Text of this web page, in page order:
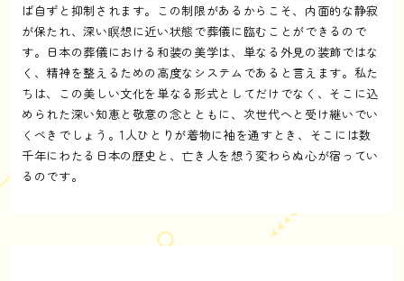
ば自ずと抑制されます。この制限があるからこそ、内面的な静寂
が保たれ、深い瞑想に近い状態で葬儀に臨むことができるので
す。日本の葬儀における和装の美学は、単なる外見の装飾ではな
く、精神を整えるための高度なシステムであると言えます。私た
ちは、この美しい文化を単なる形式としてだけでなく、そこに込
められた深い知恵と敬意の念とともに、次世代へと受け継いでい
くべきでしょう。1人ひとりが着物に袖を通すとき、そこには数
千年にわたる日本の歴史と、亡き人を想う変わらぬ心が宿ってい
るのです。